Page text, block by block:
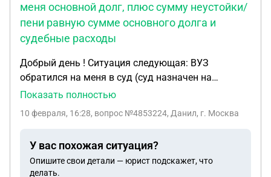
меня основной долг, плюс сумму неустойки/
пени равную сумме основного долга и
судебные расходы
Добрый день ! Ситуация следующая: ВУЗ
обратился на меня в суд (суд назначен на
16.02.2026) в связи с тем, что я не производил
не появлялся, никаких знания не получал. С
соглашению, где они требуют с меня судебные
расходы в виде госпошлины и почтовых расходов,
Показать полностью
10 февраля, 16:28, вопрос №4853224, Данил, г. Москва
У вас похожая ситуация?
Опишите свои детали — юрист подскажет, что
делать.